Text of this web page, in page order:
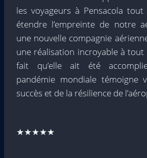
les voyageurs à Pensacola
étendre l’empreinte de notre
une nouvelle compagnie
une réalisation incroyable à
fait qu’elle ait été
pandémie mondiale témoigne
succès et de la résilience de
★★★★★